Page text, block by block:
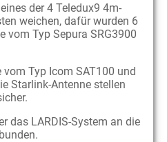
der 4 Teledux9 4m-
weichen, dafür wurden 6
vom Typ Sepura SRG3900
Typ Icom SAT100 und
Starlink-Antenne stellen
das LARDIS-System an die